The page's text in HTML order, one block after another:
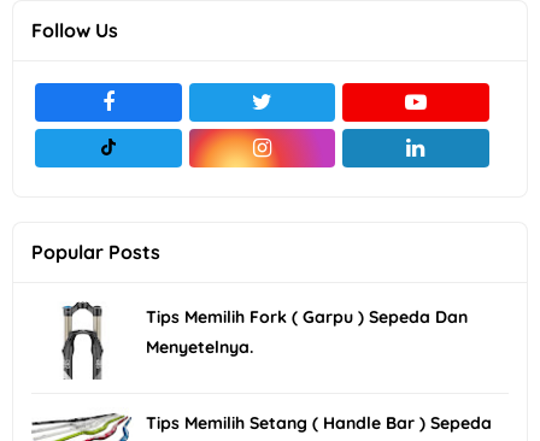
Follow Us
Popular Posts
Tips Memilih Fork ( Garpu ) Sepeda Dan
Menyetelnya.
Tips Memilih Setang ( Handle Bar ) Sepeda